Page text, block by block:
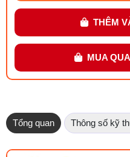
THÊM
MUA
Tổng quan Thông số kỹ